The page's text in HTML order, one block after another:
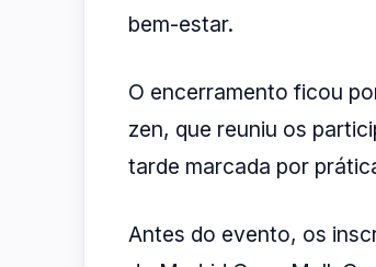
bem-estar.
O encerramento ficou
zen, que reuniu os
tarde marcada por
Antes do evento, os